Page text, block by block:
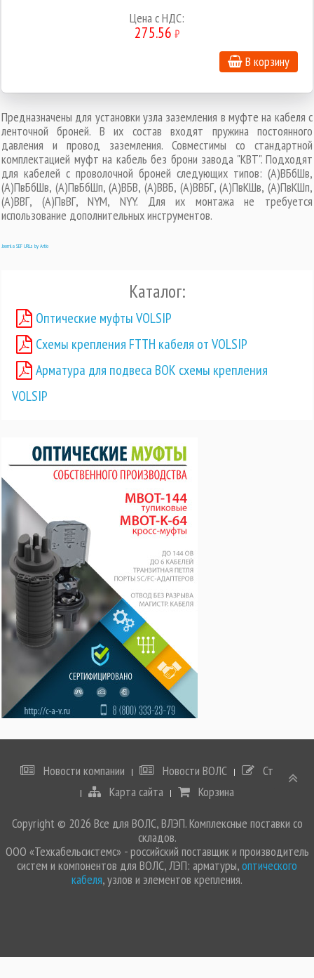
Цена с НДС:
275.56 ₽
В корзину
Предназначены для установки узла заземления в муфте на кабеля с
ленточной броней. В их состав входят пружина постоянного
давления и провод заземления. Совместимы со стандартной
комплектацией муфт на кабель без брони завода "КВТ". Подходят
для кабелей с проволочной броней следующих типов: (А)ВБбШв,
(А)ПвБбШв, (А)ПвБбШп, (А)ВБВ, (А)ВВБ, (А)ВВБГ, (А)ПвКШв, (А)ПвКШп,
(А)ВВГ, (А)ПвВГ, NYM, NYY. Для их монтажа не требуется
использование дополнительных инструментов.
Joomla SEF URLs by Artio
Каталог:
Оптические муфты VOLSIP
Схемы крепления FTTH кабеля от VOLSIP
Арматура для подвеса ВОК схемы крепления
VOLSIP
Новости компании Новости ВОЛС
Статьи
Карта сайта
Корзина
Copyright © 2026 Все для ВОЛС, ВЛЭП. Комплексные поставки со
складов.
ООО «Техкабельсистемс» - российский поставщик и производитель
систем и компонентов для ВОЛС, ЛЭП: арматуры,оптического
кабеля, узлов и элементов крепления.